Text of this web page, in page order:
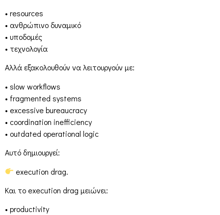
• resources
• ανθρώπινο δυναμικό
• υποδομές
• τεχνολογία
Αλλά εξακολουθούν να λειτουργούν με:
• slow workflows
• fragmented systems
• excessive bureaucracy
• coordination inefficiency
• outdated operational logic
Αυτό δημιουργεί:
execution drag.
Και το execution drag μειώνει:
• productivity